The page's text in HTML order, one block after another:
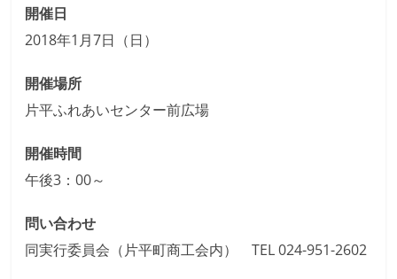
開催日
2018年1月7日（日）
開催場所
片平ふれあいセンター前広場
開催時間
午後3：00～
問い合わせ
同実行委員会（片平町商工会内） TEL 024-951-2602